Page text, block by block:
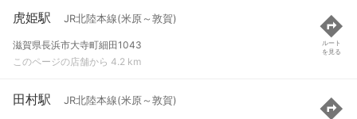
虎姫駅 JR北陸本線(米原～敦賀)
滋賀県長浜市大寺町細田1043
このページの店舗から 4.2 km
ルート
を見る
田村駅 JR北陸本線(米原～敦賀)